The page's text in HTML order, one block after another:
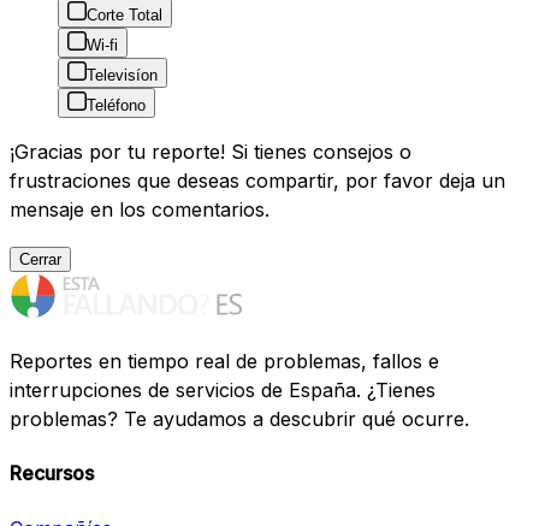
Corte Total
Wi-fi
Televisíon
Teléfono
¡Gracias por tu reporte! Si tienes consejos o
frustraciones que deseas compartir, por favor deja un
mensaje en los comentarios.
Cerrar
Reportes en tiempo real de problemas, fallos e
interrupciones de servicios de España. ¿Tienes
problemas? Te ayudamos a descubrir qué ocurre.
Recursos